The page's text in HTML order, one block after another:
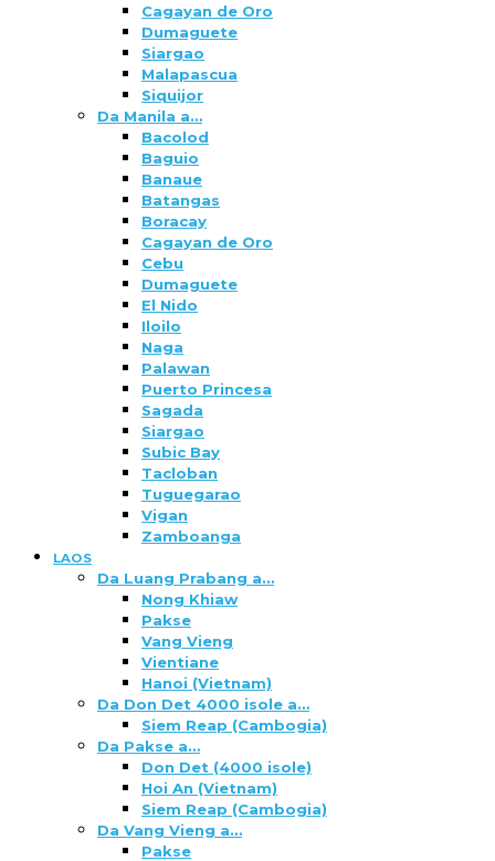
Cagayan de Oro
Dumaguete
Siargao
Malapascua
Siquijor
Da Manila a…
Bacolod
Baguio
Banaue
Batangas
Boracay
Cagayan de Oro
Cebu
Dumaguete
El Nido
Iloilo
Naga
Palawan
Puerto Princesa
Sagada
Siargao
Subic Bay
Tacloban
Tuguegarao
Vigan
Zamboanga
LAOS
Da Luang Prabang a…
Nong Khiaw
Pakse
Vang Vieng
Vientiane
Hanoi (Vietnam)
Da Don Det 4000 isole a…
Siem Reap (Cambogia)
Da Pakse a…
Don Det (4000 isole)
Hoi An (Vietnam)
Siem Reap (Cambogia)
Da Vang Vieng a…
Pakse